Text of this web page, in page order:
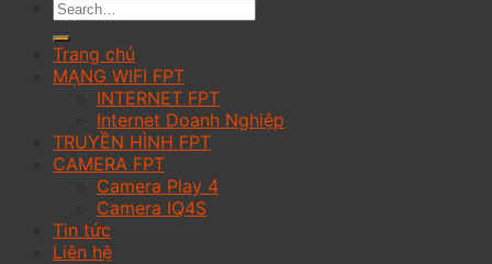
Trang chủ
MẠNG WIFI FPT
INTERNET FPT
Internet Doanh Nghiệp
TRUYỀN HÌNH FPT
CAMERA FPT
Camera Play 4
Camera IQ4S
Tin tức
Liên hệ